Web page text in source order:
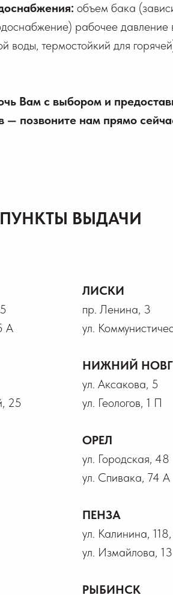
объем бака
рабочее
воды, термостойкий для
Вам с выбором и
позвоните нам прямо
ПУНКТЫ ВЫДАЧИ
А
25
ЛИСКИ
пр. Ленина, 3
ул.
НИЖНИЙ
ул. Аксакова, 5
ул. Геологов, 1 П
ОРЕЛ
ул. Городская, 48
ул. Спивака, 74 А
ПЕНЗА
ул. Калинина,
ул. Измайлова, 13
РЫБИНСК